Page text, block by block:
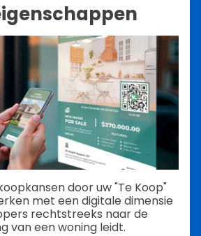
door uw "Te Koop"
met een digitale dimensie
rechtstreeks naar de
van een woning leidt.